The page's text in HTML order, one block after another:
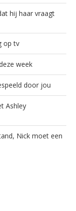
hij haar vraagt
op tv
week
door jou
Ashley
Nick moet een